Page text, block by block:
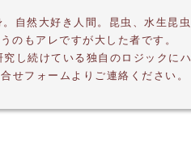
自然大好き人間。昆虫、水生昆
のもアレですが大した者です。
続けている独自のロジックに
せフォームよりご連絡ください。